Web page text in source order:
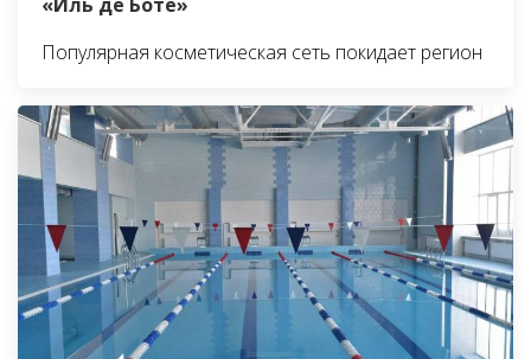
Популярная косметическая сеть покидает регион